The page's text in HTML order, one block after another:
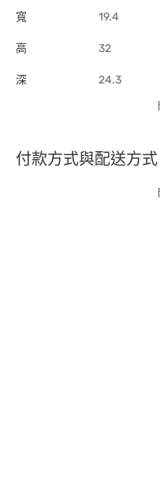
寬 19.4
高 32
深 24.3
付款方式與配送方式